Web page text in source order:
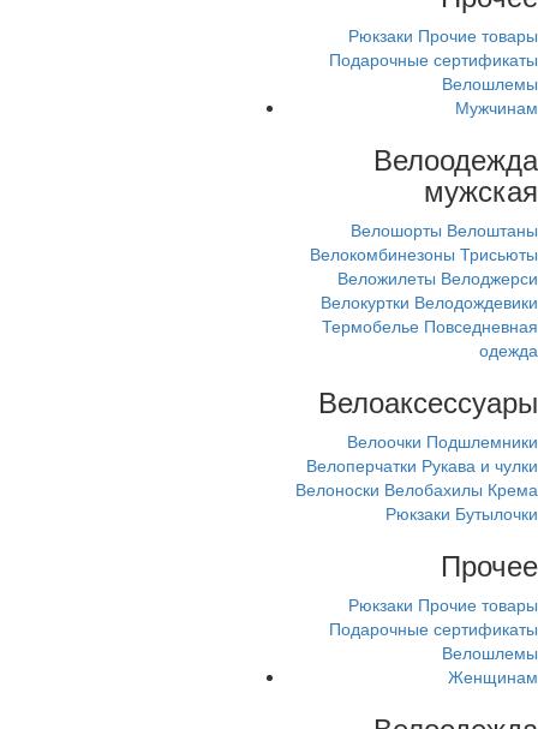
Рюкзаки Прочие товары
Подарочные сертификаты
Велошлемы
Мужчинам
Велоодежда
мужская
Велошорты Велоштаны
Велокомбинезоны Трисьюты
Веложилеты Велоджерси
Велокуртки Велодождевики
Термобелье Повседневная
одежда
Велоаксессуары
Велоочки Подшлемники
Велоперчатки Рукава и чулки
Велоноски Велобахилы Крема
Рюкзаки Бутылочки
Прочее
Рюкзаки Прочие товары
Подарочные сертификаты
Велошлемы
Женщинам